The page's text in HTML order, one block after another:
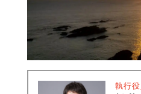
執行役